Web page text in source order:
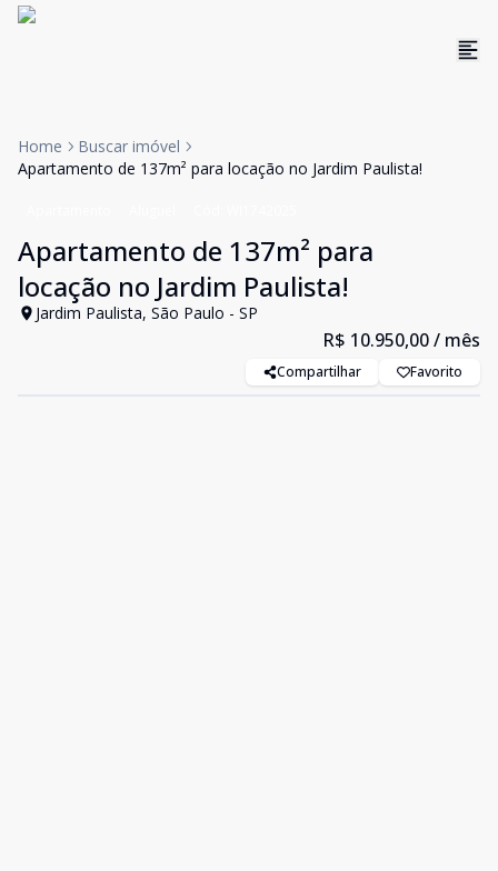
Home
Buscar imóvel
Apartamento de 137m² para locação no Jardim Paulista!
Apartamento de 137m² para
locação no Jardim Paulista!
Jardim Paulista, São Paulo - SP
R$ 10.950,00/ mês
Compartilhar Favorito